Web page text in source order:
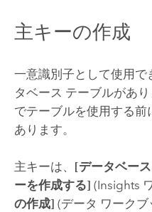
主キーの作成
一意識別子として使用
タベース テーブルがあり
でテーブルを使用する
あります。
主キーは、 [データベー
ーを作成する] (Insights
の作成] (データ ワーク